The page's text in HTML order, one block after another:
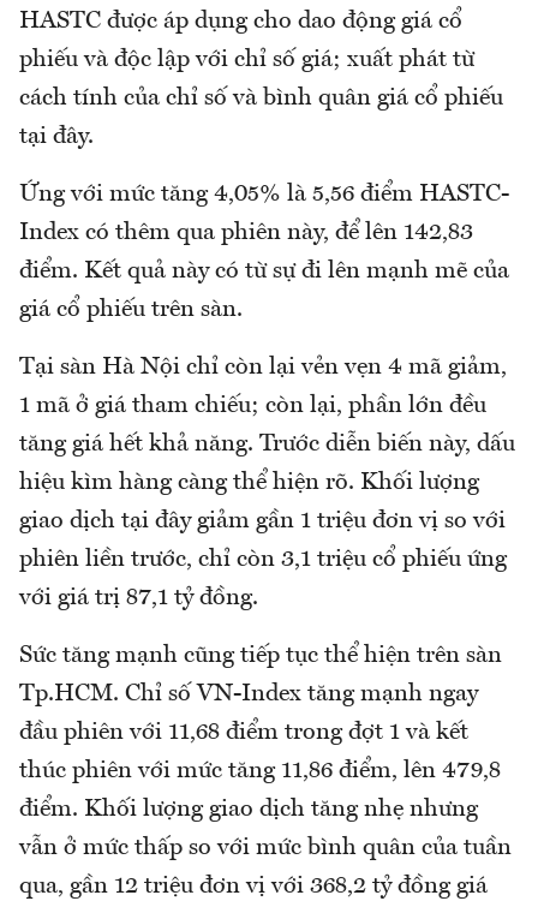
HASTC được áp dụng cho dao động giá cổ
phiếu và độc lập với chỉ số giá; xuất phát từ
cách tính của chỉ số và bình quân giá cổ phiếu
tại đây.
Ứng với mức tăng 4,05% là 5,56 điểm HASTC-
Index có thêm qua phiên này, để lên 142,83
điểm. Kết quả này có từ sự đi lên mạnh mẽ của
giá cổ phiếu trên sàn.
Tại sàn Hà Nội chỉ còn lại vẻn vẹn 4 mã giảm,
1 mã ở giá tham chiếu; còn lại, phần lớn đều
tăng giá hết khả năng. Trước diễn biến này, dấu
hiệu kìm hàng càng thể hiện rõ. Khối lượng
giao dịch tại đây giảm gần 1 triệu đơn vị so với
phiên liền trước, chỉ còn 3,1 triệu cổ phiếu ứng
với giá trị 87,1 tỷ đồng.
Sức tăng mạnh cũng tiếp tục thể hiện trên sàn
Tp.HCM. Chỉ số VN-Index tăng mạnh ngay
đầu phiên với 11,68 điểm trong đợt 1 và kết
thúc phiên với mức tăng 11,86 điểm, lên 479,8
điểm. Khối lượng giao dịch tăng nhẹ nhưng
vẫn ở mức thấp so với mức bình quân của tuần
qua, gần 12 triệu đơn vị với 368,2 tỷ đồng giá